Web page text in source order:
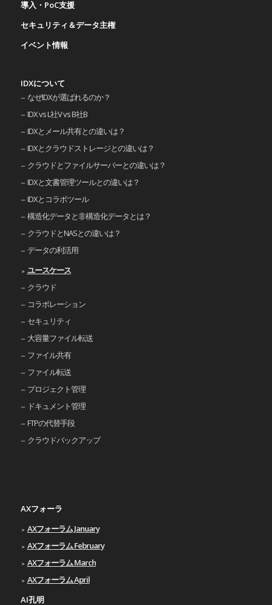
導入・PoC支援
セキュリティ＆データ主権
イベント情報
IDXについて
なぜIDXが選ばれるのか？
IDX vs L社V vs B社B
IDXとメール共有との違いは？
IDXとクラウドストレージとの違いは？
クラウドとファイルサーバーとの違いは？
IDXと文書管理ツールとの違いは？
IDXとコラボツール
構造化データと非構造化データとは？
クラウドとNASとの違いは？
データの利活用
ユースケース
クラウド
コラボレーション
セキュリティ
大容量ファイル転送
ファイル共有
ファイル転送
プロジェクト管理
ドキュメント管理
FTPの代替手段
クラウドバックアップ
AXフォーラ
AXフォーラム January
AXフォーラム February
AXフォーラム March
AXフォーラム April
AI孔明